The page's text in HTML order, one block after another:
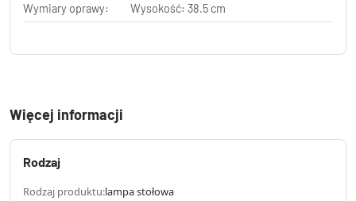
Wymiary oprawy: Wysokość: 38.5 cm
Więcej informacji
Rodzaj
Rodzaj produktu:lampa stołowa